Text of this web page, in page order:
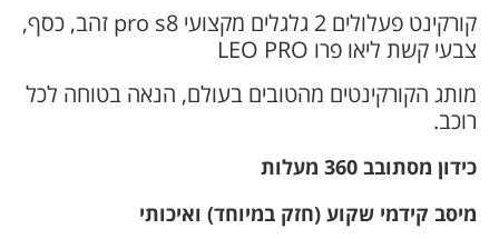
קורקינט פעלולים 2 גלגלים מקצועי pro s8 זהב, כסף,
צבעי קשת ליאו פרו LEO PRO
מותג הקורקינטים מהטובים בעולם, הנאה בטוחה לכל
רוכב.
כידון מסתובב 360 מעלות
מיסב קידמי שקוע (חזק במיוחד) ואיכותי